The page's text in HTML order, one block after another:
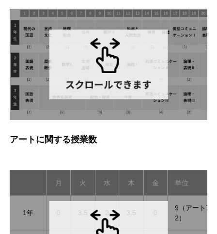
アートに関する授業数
月 火 水 木 金 単位
1年 0 3.5 2 3.5 0
9（アート7
2）